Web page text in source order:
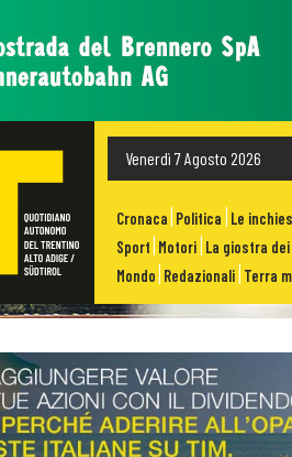
Venerdì 7 Agosto 2026
Cronaca Politica Le
Sport Motori La giostra
Mondo Redazionali Terra